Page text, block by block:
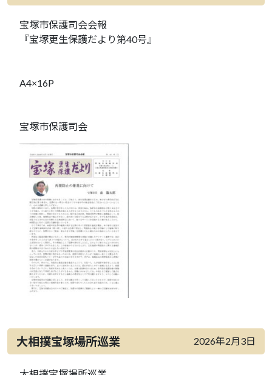
宝塚市保護司会会報
『宝塚更生保護だより第40号』
A4×16P
宝塚市保護司会
大相撲宝塚場所巡業 2026年2月3日